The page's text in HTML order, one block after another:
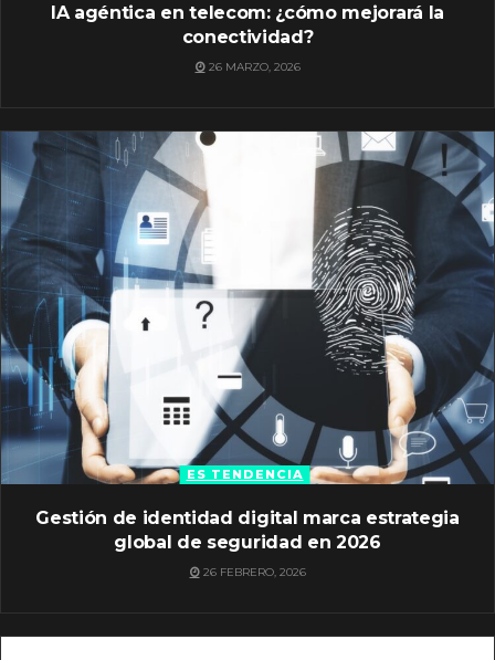
IA agéntica en telecom: ¿cómo mejorará la
conectividad?
26 MARZO, 2026
ES TENDENCIA
Gestión de identidad digital marca estrategia
global de seguridad en 2026
26 FEBRERO, 2026